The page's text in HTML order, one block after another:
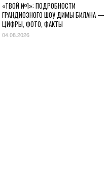
«ТВОЙ №1»: ПОДРОБНОСТИ
ГРАНДИОЗНОГО ШОУ ДИМЫ БИЛАНА —
ЦИФРЫ, ФОТО, ФАКТЫ
04.08.2026